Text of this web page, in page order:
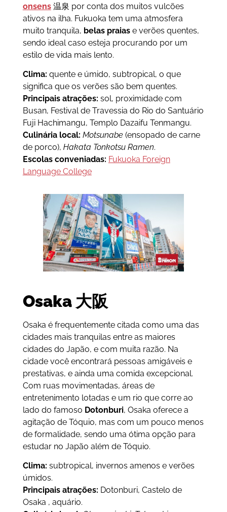
onsens温泉 por conta dos muitos vulcões
ativos na ilha. Fukuoka tem uma atmosfera
muito tranquila, belas praiase verões quentes,
sendo ideal caso esteja procurando por um
estilo de vida mais lento.
Clima: quente e úmido, subtropical, o que
significa que os verões são bem quentes.
Principais atrações: sol, proximidade com
Busan, Festival de Travessia do Rio do Santuário
Fuji Hachimangu, Templo Dazaifu Tenmangu.
Culinária local: Motsunabe (ensopado de carne
de porco), Hakata Tonkotsu Ramen.
Escolas conveniadas: Fukuoka Foreign
Language College
Osaka 大阪
Osaka é frequentemente citada como uma das
cidades mais tranquilas entre as maiores
cidades do Japão, e com muita razão. Na
cidade você encontrará pessoas amigáveis e
prestativas, e ainda uma comida excepcional.
Com ruas movimentadas, áreas de
entretenimento lotadas e um rio que corre ao
lado do famoso Dotonburi, Osaka oferece a
agitação de Tóquio, mas com um pouco menos
de formalidade, sendo uma ótima opção para
estudar no Japão além de Tóquio.
Clima: subtropical, invernos amenos e verões
úmidos.
Principais atrações: Dotonburi, Castelo de
Osaka , aquário.